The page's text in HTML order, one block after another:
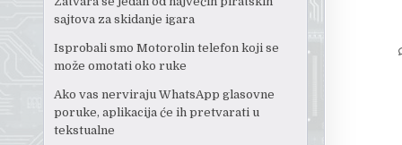
sajtova za skidanje igara
Isprobali smo Motorolin telefon koji se
može omotati oko ruke
Ako vas nerviraju WhatsApp glasovne
poruke, aplikacija će ih pretvarati u
tekstualne